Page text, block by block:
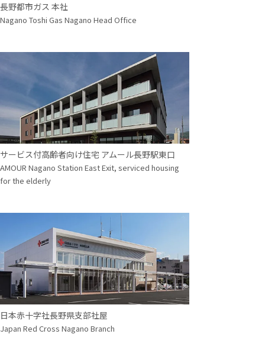
長野都市ガス 本社
Nagano Toshi Gas Nagano Head Office
サービス付高齢者向け住宅 アムール長野駅東口
AMOUR Nagano Station East Exit, serviced housing
for the elderly
日本赤十字社長野県支部社屋
Japan Red Cross Nagano Branch